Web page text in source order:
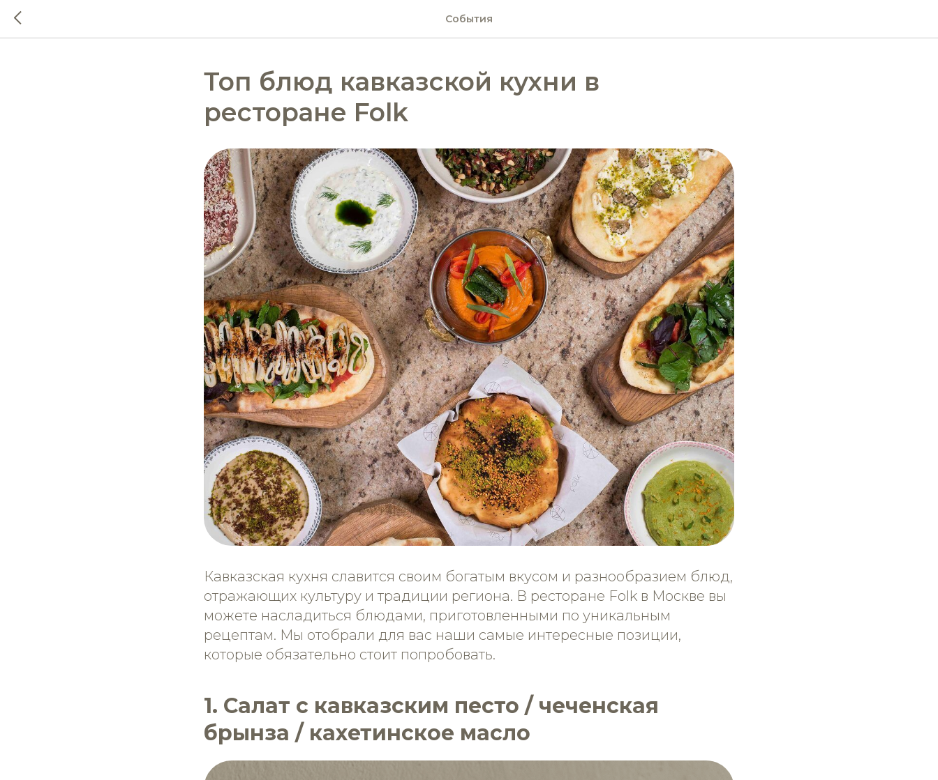
События
Топ блюд кавказской кухни в
ресторане Folk
Кавказская кухня славится своим богатым вкусом и разнообразием блюд,
отражающих культуру и традиции региона. В ресторане Folk в Москве вы
можете насладиться блюдами, приготовленными по уникальным
рецептам. Мы отобрали для вас наши самые интересные позиции,
которые обязательно стоит попробовать.
1. Салат с кавказским песто / чеченская
брынза / кахетинское масло